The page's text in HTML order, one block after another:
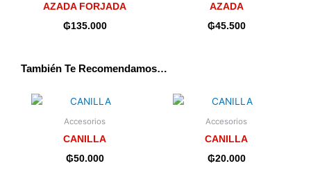
AZADA FORJADA
₲135.000
AZADA
₲45.500
También Te Recomendamos…
Accesorios
CANILLA
₲50.000
Accesorios
CANILLA
₲20.000